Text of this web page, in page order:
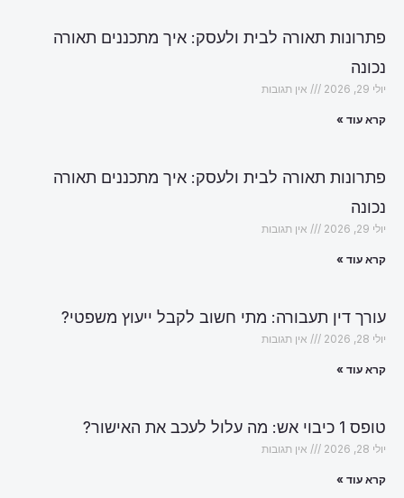
פתרונות תאורה לבית ולעסק: איך מתכננים תאורה
נכונה
יולי 29, 2026 אין תגובות
קרא עוד »
פתרונות תאורה לבית ולעסק: איך מתכננים תאורה
נכונה
יולי 29, 2026 אין תגובות
קרא עוד »
עורך דין תעבורה: מתי חשוב לקבל ייעוץ משפטי?
יולי 28, 2026 אין תגובות
קרא עוד »
טופס 1 כיבוי אש: מה עלול לעכב את האישור?
יולי 28, 2026 אין תגובות
קרא עוד »